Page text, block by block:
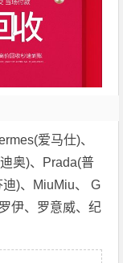
爱马仕)、
奥)、Prada(普
)、MiuMiu、 G
伊、罗意威、纪